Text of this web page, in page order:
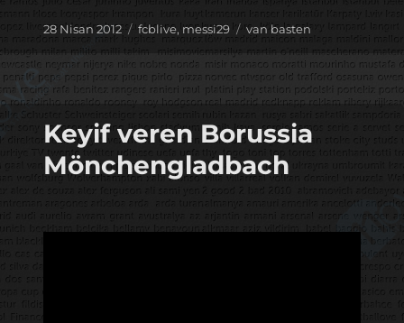
Yayın
tarihi
28 Nisan 2012 Kategoriler
fcblive, messi29 Etiketler
van basten
Keyif veren Borussia
Mönchengladbach